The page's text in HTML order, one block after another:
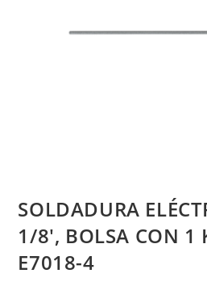
SOLDADURA
1/8′, BOLSA CON 1
E7018-4